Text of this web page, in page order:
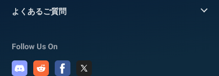
よくあるご質問
Follow Us On